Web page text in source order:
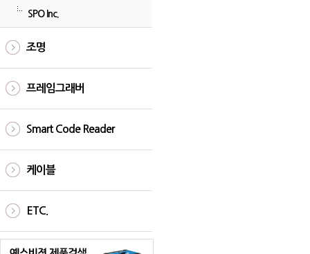
SPO Inc.
조명
프레임그래버
Smart Code Reader
케이블
ETC.